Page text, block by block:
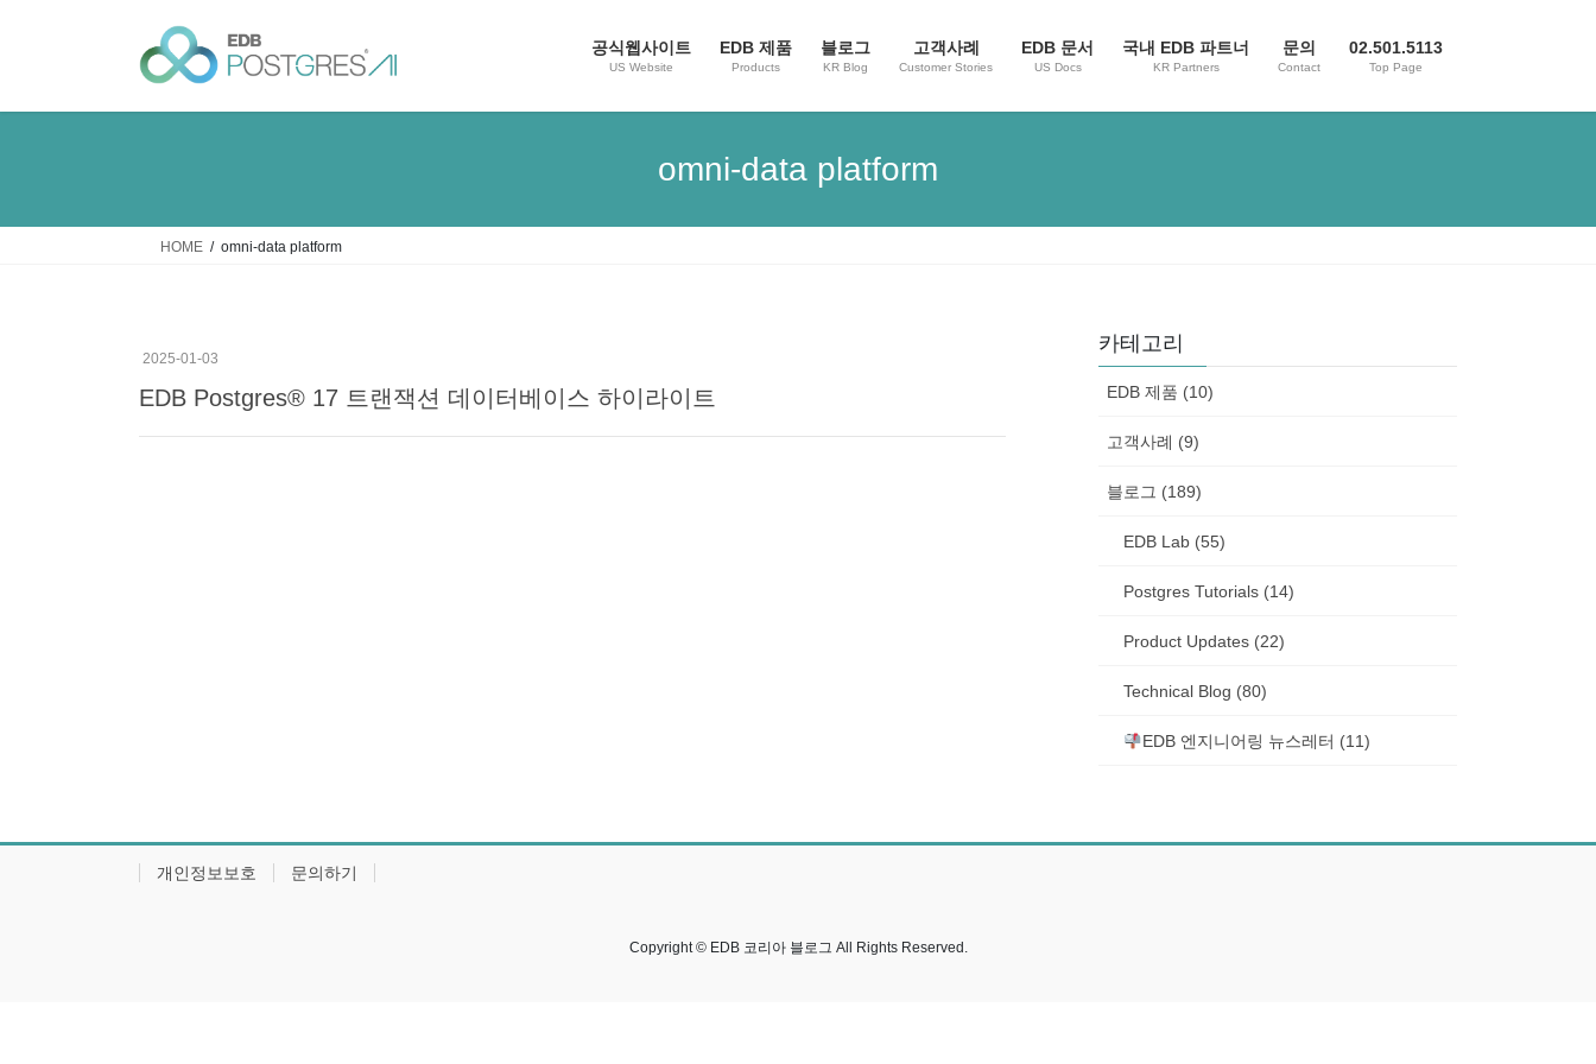
공식웹사이트
US Website
EDB 제품
Products
블로그
KR Blog
고객사례
Customer Stories
EDB 문서
US Docs
국내 EDB 파트너
KR Partners
문의
Contact
02.501.5113
Top Page
omni-data platform
HOME omni-data platform
2025-01-03
EDB Postgres® 17 트랜잭션 데이터베이스 하이라이트
카테고리
EDB 제품 (10)
고객사례 (9)
블로그 (189)
EDB Lab (55)
Postgres Tutorials (14)
Product Updates (22)
Technical Blog (80)
EDB 엔지니어링 뉴스레터 (11)
개인정보보호 문의하기
Copyright © EDB 코리아 블로그 All Rights Reserved.